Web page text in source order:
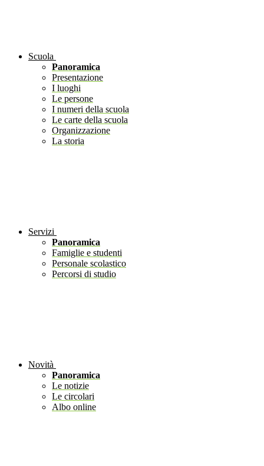
Scuola
Panoramica
Presentazione
I luoghi
Le persone
I numeri della scuola
Le carte della scuola
Organizzazione
La storia
Servizi
Panoramica
Famiglie e studenti
Personale scolastico
Percorsi di studio
Novità
Panoramica
Le notizie
Le circolari
Albo online